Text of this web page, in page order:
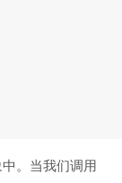
。当我们调用